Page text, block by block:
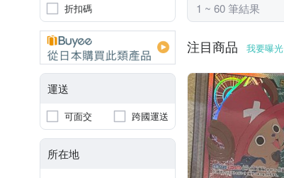
折扣碼
運送
可面交 跨國運送
所在地
1 ~ 60 筆結果
注目商品 我要曝光